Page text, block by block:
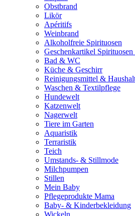
Obstbrand
Likör
Apéritifs
Weinbrand
Alkoholfreie Spirituosen
Geschenkartikel
Bad & WC
Küche & Geschirr
Reinigungsmittel &
Waschen & Textilpflege
Hundewelt
Katzenwelt
Nagerwelt
Tiere im Garten
Aquaristik
Terraristik
Teich
Umstands- & Stillmode
Milchpumpen
Stillen
Mein Baby
Pflegeprodukte Mama
Baby- & Kinderbekleidung
Wickeln